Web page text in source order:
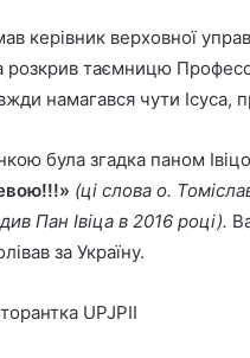
керівник верховної
розкрив таємницю
намагався чути Ісуса,
була згадка паном
(ці слова о.
Пан Івіца в 2016 році).
за Україну.
UPJPII